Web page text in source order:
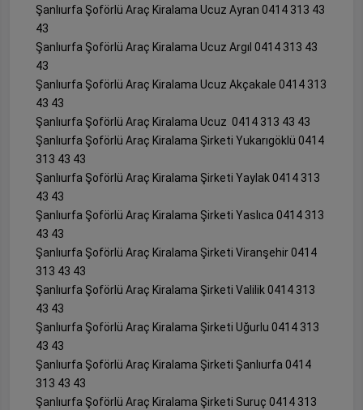
Şanlıurfa Şoförlü Araç Kiralama Ucuz Ayran 0414 313 43
43
Şanlıurfa Şoförlü Araç Kiralama Ucuz Argıl 0414 313 43
43
Şanlıurfa Şoförlü Araç Kiralama Ucuz Akçakale 0414 313
43 43
Şanlıurfa Şoförlü Araç Kiralama Ucuz 0414 313 43 43
Şanlıurfa Şoförlü Araç Kiralama Şirketi Yukarıgöklü 0414
313 43 43
Şanlıurfa Şoförlü Araç Kiralama Şirketi Yaylak 0414 313
43 43
Şanlıurfa Şoförlü Araç Kiralama Şirketi Yaslıca 0414 313
43 43
Şanlıurfa Şoförlü Araç Kiralama Şirketi Viranşehir 0414
313 43 43
Şanlıurfa Şoförlü Araç Kiralama Şirketi Valilik 0414 313
43 43
Şanlıurfa Şoförlü Araç Kiralama Şirketi Uğurlu 0414 313
43 43
Şanlıurfa Şoförlü Araç Kiralama Şirketi Şanlıurfa 0414
313 43 43
Şanlıurfa Şoförlü Araç Kiralama Şirketi Suruç 0414 313